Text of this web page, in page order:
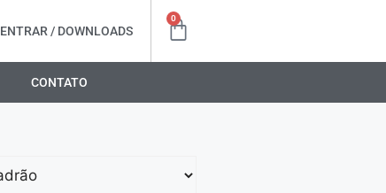
ENTRAR / DOWNLOADS
0
CONTATO